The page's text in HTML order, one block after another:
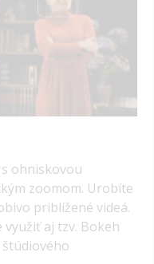
ohniskovou
zoomom. Urobíte
priblížené videá.
aj tzv. Bokeh